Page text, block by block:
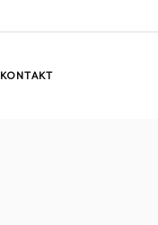
KONTAKT